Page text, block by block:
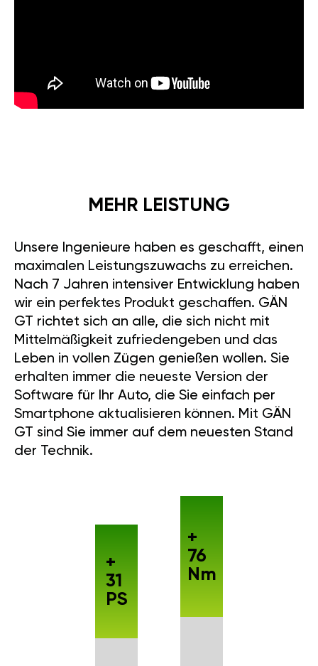
MEHR LEISTUNG
Unsere Ingenieure haben es geschafft, einen
maximalen Leistungszuwachs zu erreichen.
Nach 7 Jahren intensiver Entwicklung haben
wir ein perfektes Produkt geschaffen. GÄN
GT richtet sich an alle, die sich nicht mit
Mittelmäßigkeit zufriedengeben und das
Leben in vollen Zügen genießen wollen. Sie
erhalten immer die neueste Version der
Software für Ihr Auto, die Sie einfach per
Smartphone aktualisieren können. Mit GÄN
GT sind Sie immer auf dem neuesten Stand
der Technik.
+
31
PS
+
76
Nm